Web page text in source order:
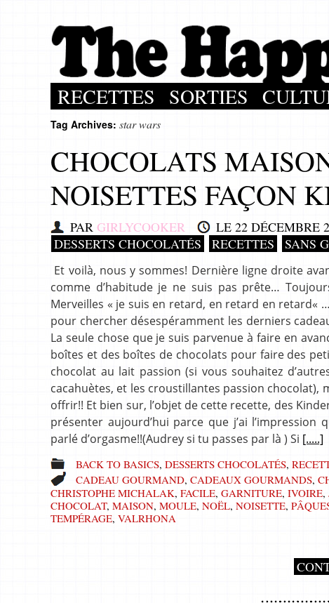
RECETTES SORTIES
Tag Archives: star wars
CHOCOLATS
NOISETTES FAÇON
PAR GIRLYCOOKER LE 22 DÉCEMBRE
DESSERTS CHOCOLATÉS
RECETTES SANS
Et voilà, nous y sommes! Dernière ligne droite
comme d’habitude je ne suis pas prête…
Merveilles « je suis en retard, en retard en retard«
pour chercher désespéramment les derniers
La seule chose que je suis parvenue à faire en
boîtes et des boîtes de chocolats pour faire des
chocolat au lait passion (si vous souhaitez
cacahuètes, et les croustillantes passion chocolat),
offrir!! Et bien sur, l’objet de cette recette, des
présenter aujourd’hui parce que j’ai
parlé d’orgasme!!(Audrey si tu passes par là ) Si [.....]
BACK TO BASICS, DESSERTS CHOCOLATÉS,
CADEAU GOURMAND, CADEAUX GOURMANDS,
CHRISTOPHE MICHALAK, FACILE, GARNITURE, IVOIRE,
CHOCOLAT, MAISON, MOULE, NOËL, NOISETTE,
TEMPÉRAGE, VALRHONA